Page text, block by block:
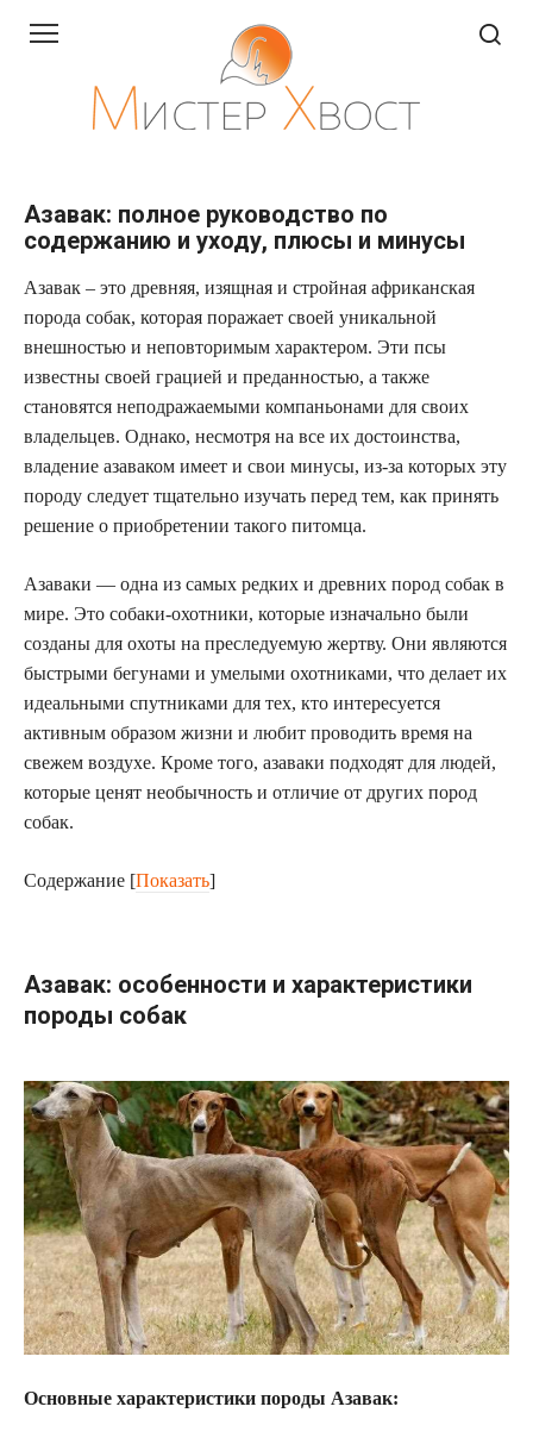
Азавак: полное руководство по
содержанию и уходу, плюсы и минусы
Азавак – это древняя, изящная и стройная африканская
порода собак, которая поражает своей уникальной
внешностью и неповторимым характером. Эти псы
известны своей грацией и преданностью, а также
становятся неподражаемыми компаньонами для своих
владельцев. Однако, несмотря на все их достоинства,
владение азаваком имеет и свои минусы, из-за которых эту
породу следует тщательно изучать перед тем, как принять
решение о приобретении такого питомца.
Азаваки — одна из самых редких и древних пород собак в
мире. Это собаки-охотники, которые изначально были
созданы для охоты на преследуемую жертву. Они являются
быстрыми бегунами и умелыми охотниками, что делает их
идеальными спутниками для тех, кто интересуется
активным образом жизни и любит проводить время на
свежем воздухе. Кроме того, азаваки подходят для людей,
которые ценят необычность и отличие от других пород
собак.
Содержание [Показать]
Азавак: особенности и характеристики
породы собак
Основные характеристики породы Азавак: